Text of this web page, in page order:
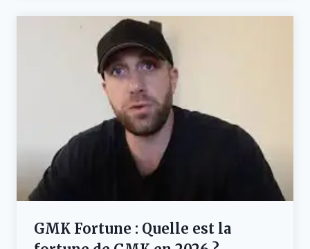
GMK Fortune : Quelle est la